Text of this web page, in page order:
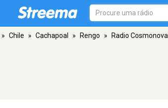
» Chile » Cachapoal » Rengo » Radio Cosmonova